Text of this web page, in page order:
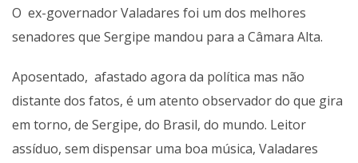
O ex-governador Valadares foi um dos melhores
senadores que Sergipe mandou para a Câmara Alta.
Aposentado, afastado agora da política mas não
distante dos fatos, é um atento observador do que gira
em torno, de Sergipe, do Brasil, do mundo. Leitor
assíduo, sem dispensar uma boa música, Valadares